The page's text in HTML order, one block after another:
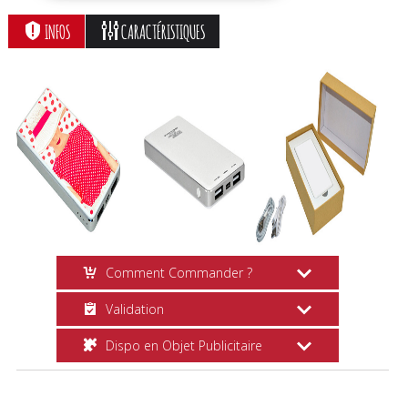
INFOS CARACTÉRISTIQUES
Comment Commander ?
Création en Ligne
Choisissez vos options, cliquez sur le
Validation
Suivi Commande
Dispo en Objet Publicitaire